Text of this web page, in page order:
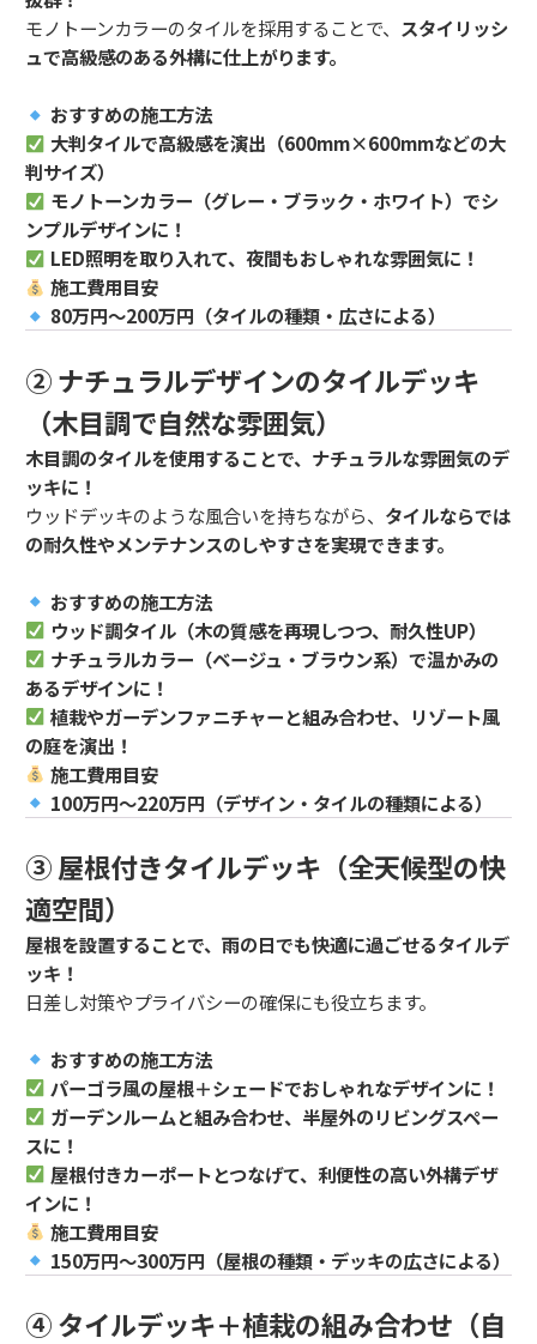
モノトーンカラーのタイルを採用することで、 スタイリッシ
ュで高級感のある外構に仕上がります。
おすすめの施工方法
大判タイルで高級感を演出（600mm×600mmなどの大
判サイズ）
モノトーンカラー（グレー・ブラック・ホワイト）でシ
ンプルデザインに！
LED照明を取り入れて、夜間もおしゃれな雰囲気に！
施工費用目安
80万円～200万円（タイルの種類・広さによる）
② ナチュラルデザインのタイルデッキ
（木目調で自然な雰囲気）
木目調のタイルを使用することで、ナチュラルな雰囲気のデ
ッキに！
ウッドデッキのような風合いを持ちながら、 タイルならでは
の耐久性やメンテナンスのしやすさを実現できます。
おすすめの施工方法
ウッド調タイル（木の質感を再現しつつ、耐久性UP）
ナチュラルカラー（ベージュ・ブラウン系）で温かみの
あるデザインに！
植栽やガーデンファニチャーと組み合わせ、リゾート風
の庭を演出！
施工費用目安
100万円～220万円（デザイン・タイルの種類による）
③ 屋根付きタイルデッキ（全天候型の快
適空間）
屋根を設置することで、雨の日でも快適に過ごせるタイルデ
ッキ！
日差し対策やプライバシーの確保にも役立ちます。
おすすめの施工方法
パーゴラ風の屋根＋シェードでおしゃれなデザインに！
ガーデンルームと組み合わせ、半屋外のリビングスペー
スに！
屋根付きカーポートとつなげて、利便性の高い外構デザ
インに！
施工費用目安
150万円～300万円（屋根の種類・デッキの広さによる）
④ タイルデッキ＋植栽の組み合わせ（自